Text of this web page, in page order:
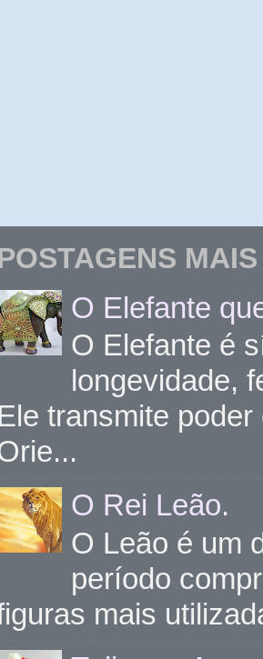
O Elefante
O Elefante é
longevidade,
transmite
O Rei Leão.
O Leão é um
período
mais